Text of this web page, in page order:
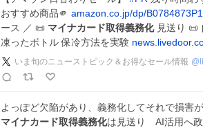
おすすめ商品🫵 amazon.co.jp/dp/
ース ／ 📜 マイナカード取得義務化見送り 📜
凍ったボトル 保冷方法を実験
いま旬のニューストピック＆お得なセール情報 @
よっぽど欠陥があり、義務化してそれで損害
マイナカード取得義務化は見送り AI活用へ政